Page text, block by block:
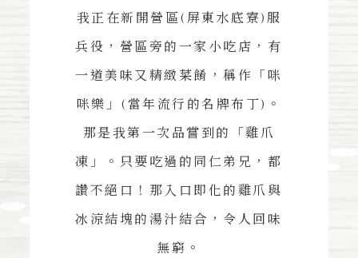
我正在新開營區(屏東水底寮)服
兵役，營區旁的一家小吃店，有
一道美味又精緻菜餚，稱作「咪
咪樂」(當年流行的名牌布丁)。
那是我第一次品嘗到的「雞爪
凍」。只要吃過的同仁弟兄，都
讚不絕口！那入口即化的雞爪與
冰涼結塊的湯汁結合，令人回味
無窮。